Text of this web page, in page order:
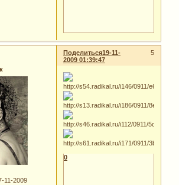
Поделиться 5
19-11-
2009 01:39:47
11-2009
0